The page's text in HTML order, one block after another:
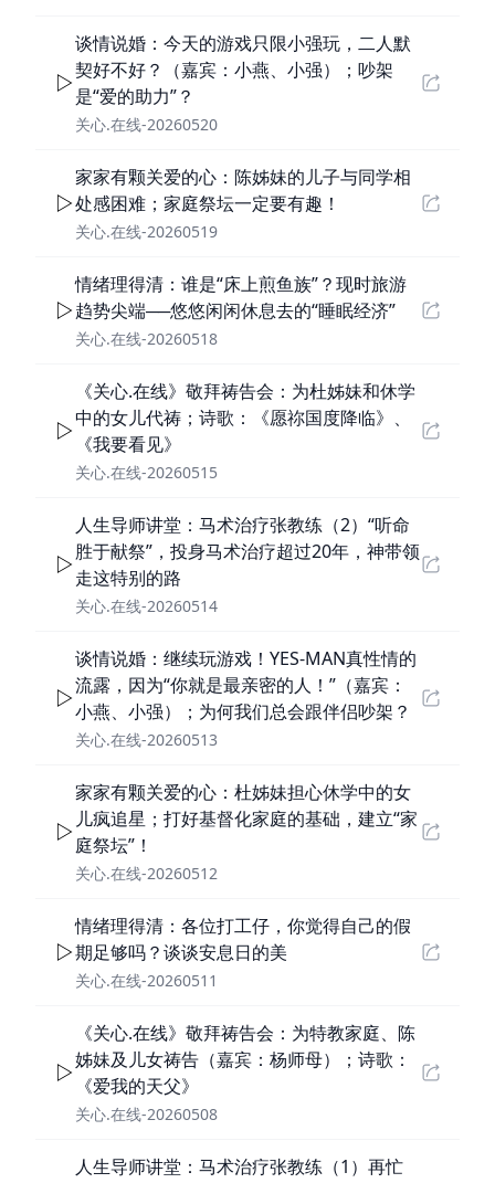
谈情说婚：今天的游戏只限小强玩，二人默
契好不好？（嘉宾：小燕、小强）；吵架
是“爱的助力”？
关心.在线-20260520
家家有颗关爱的心：陈姊妹的儿子与同学相
处感困难；家庭祭坛一定要有趣！
关心.在线-20260519
情绪理得清：谁是“床上煎鱼族”？现时旅游
趋势尖端──悠悠闲闲休息去的“睡眠经济”
关心.在线-20260518
《关心.在线》敬拜祷告会：为杜姊妹和休学
中的女儿代祷；诗歌：《愿祢国度降临》、
《我要看见》
关心.在线-20260515
人生导师讲堂：马术治疗张教练（2）“听命
胜于献祭”，投身马术治疗超过20年，神带领
走这特别的路
关心.在线-20260514
谈情说婚：继续玩游戏！YES-MAN真性情的
流露，因为“你就是最亲密的人！”（嘉宾：
小燕、小强）；为何我们总会跟伴侣吵架？
关心.在线-20260513
家家有颗关爱的心：杜姊妹担心休学中的女
儿疯追星；打好基督化家庭的基础，建立“家
庭祭坛”！
关心.在线-20260512
情绪理得清：各位打工仔，你觉得自己的假
期足够吗？谈谈安息日的美
关心.在线-20260511
《关心.在线》敬拜祷告会：为特教家庭、陈
姊妹及儿女祷告（嘉宾：杨师母）；诗歌：
《爱我的天父》
关心.在线-20260508
人生导师讲堂：马术治疗张教练（1）再忙